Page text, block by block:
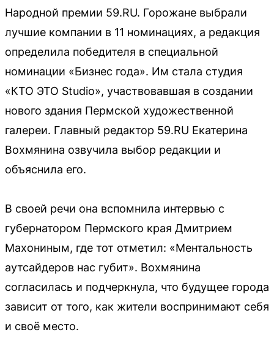
Народной премии 59.RU. Горожане выбрали
лучшие компании в 11 номинациях, а редакция
определила победителя в специальной
номинации «Бизнес года». Им стала студия
«КТО ЭТО Studio», участвовавшая в создании
нового здания Пермской художественной
галереи. Главный редактор 59.RU Екатерина
Вохмянина озвучила выбор редакции и
объяснила его.
В своей речи она вспомнила интервью с
губернатором Пермского края Дмитрием
Махониным, где тот отметил: «Ментальность
аутсайдеров нас губит». Вохмянина
согласилась и подчеркнула, что будущее города
зависит от того, как жители воспринимают себя
и своё место.